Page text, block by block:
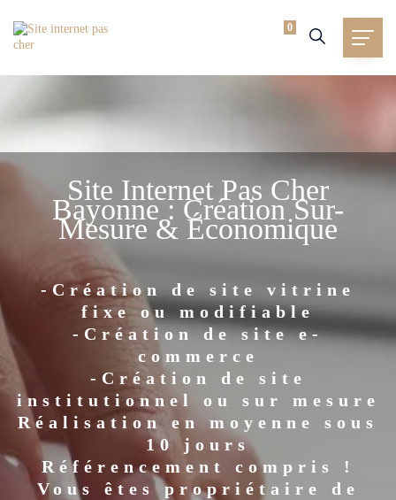
0
Site Internet Pas Cher
Bayonne : Création Sur-
Mesure & Économique
-Création de site vitrine
fixe ou modifiable
-Création de site e-
commerce
-Création de site
institutionnel ou sur mesure
Réalisation en moyenne sous
10 jours
Référencement compris !
Vous êtes propriétaire de